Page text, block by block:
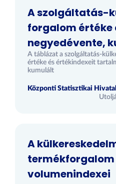
A szolgáltatás-
forgalom értéke
negyedévente,
A táblázat a szolgáltatás-
értéke és értékindexeit
kumulált
Központi Statisztikai Hivatal
A
termékforgalom
volumenindexei